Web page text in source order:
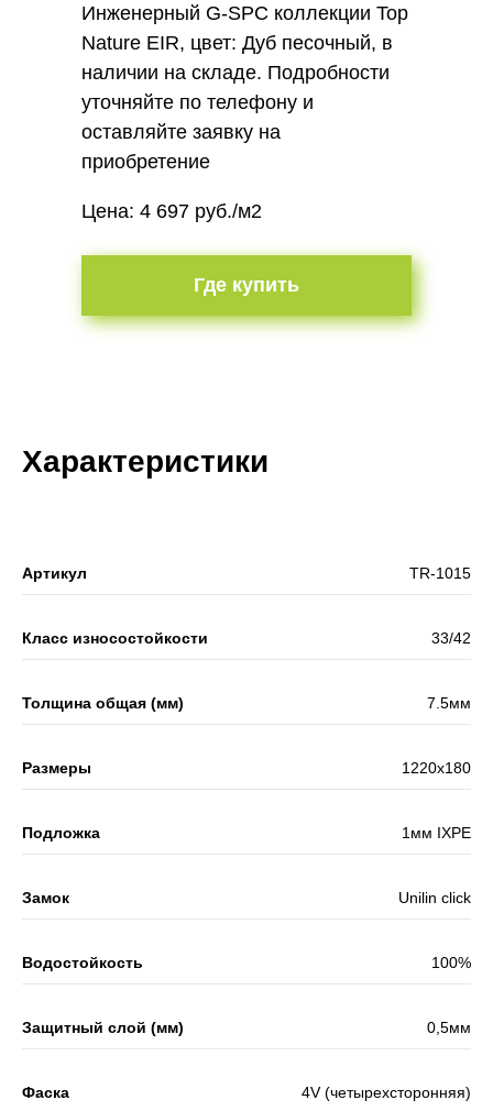
Инженерный G-SPC коллекции Top
Nature EIR, цвет: Дуб песочный, в
наличии на складе. Подробности
уточняйте по телефону и
оставляйте заявку на
приобретение
Где купить
Цена: 4 697 руб./м2
Характеристики
Артикул ТR-1015
Класс износостойкости 33/42
Толщина общая (мм) 7.5мм
Размеры 1220x180
Подложка 1мм IXPE
Замок Unilin click
Водостойкость 100%
Защитный слой (мм) 0,5мм
Фаска 4V (четырехсторонняя)